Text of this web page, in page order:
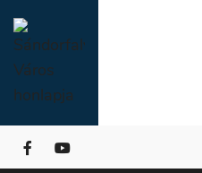
Skip
to
content
for: